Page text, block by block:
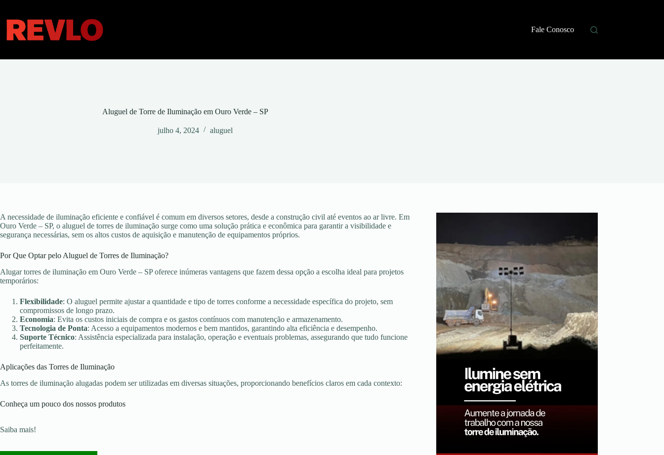
conteúdo
Fale Conosco
Aluguel de Torre de Iluminação em Ouro Verde – SP
julho 4, 2024 aluguel
A necessidade de iluminação eficiente e confiável é comum em diversos setores, desde a construção civil até eventos ao ar livre. Em
Ouro Verde – SP, o aluguel de torres de iluminação surge como uma solução prática e econômica para garantir a visibilidade e
segurança necessárias, sem os altos custos de aquisição e manutenção de equipamentos próprios.
Por Que Optar pelo Aluguel de Torres de Iluminação?
Alugar torres de iluminação em Ouro Verde – SP oferece inúmeras vantagens que fazem dessa opção a escolha ideal para projetos
temporários:
Flexibilidade: O aluguel permite ajustar a quantidade e tipo de torres conforme a necessidade específica do projeto, sem
compromissos de longo prazo.
Economia: Evita os custos iniciais de compra e os gastos contínuos com manutenção e armazenamento.
Tecnologia de Ponta: Acesso a equipamentos modernos e bem mantidos, garantindo alta eficiência e desempenho.
Suporte Técnico: Assistência especializada para instalação, operação e eventuais problemas, assegurando que tudo funcione
perfeitamente.
Aplicações das Torres de Iluminação
As torres de iluminação alugadas podem ser utilizadas em diversas situações, proporcionando benefícios claros em cada contexto:
Conheça um pouco dos nossos produtos
Saiba mais!